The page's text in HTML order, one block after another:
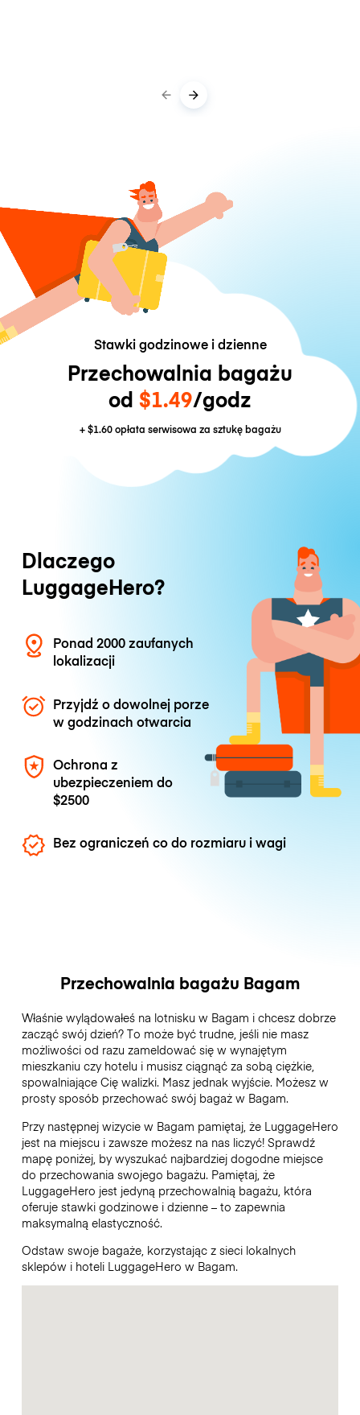
Stawki godzinowe i dzienne
Przechowalnia bagażu
od $1.49/godz
+$1.60opłata serwisowa za sztukę bagażu
Dlaczego
LuggageHero?
Ponad 2000 zaufanych
lokalizacji
Przyjdź o dowolnej porze
w godzinach otwarcia
Ochrona z
ubezpieczeniem do
$2500
Bez ograniczeń co do rozmiaru i wagi
Przechowalnia bagażu Bagam
Właśnie wylądowałeś na lotnisku w Bagam i chcesz dobrze
zacząć swój dzień? To może być trudne, jeśli nie masz
możliwości od razu zameldować się w wynajętym
mieszkaniu czy hotelu i musisz ciągnąć za sobą ciężkie,
spowalniające Cię walizki. Masz jednak wyjście. Możesz w
prosty sposób przechować swój bagaż w Bagam.
Przy następnej wizycie w Bagam pamiętaj, że LuggageHero
jest na miejscu i zawsze możesz na nas liczyć! Sprawdź
mapę poniżej, by wyszukać najbardziej dogodne miejsce
do przechowania swojego bagażu. Pamiętaj, że
LuggageHero jest jedyną przechowalnią bagażu, która
oferuje stawki godzinowe i dzienne – to zapewnia
maksymalną elastyczność.
Odstaw swoje bagaże, korzystając z sieci lokalnych
sklepów i hoteli LuggageHero w Bagam.